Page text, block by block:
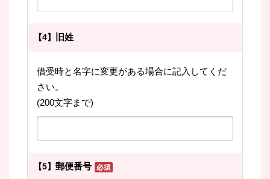
【4】 旧姓
借受時と名字に変更がある場合に記入してくだ
さい。
(200文字まで)
【5】 郵便番号